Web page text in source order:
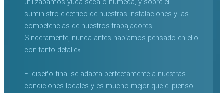
utilizábamos yuca seca o húmeda, y sobre el
suministro eléctrico de nuestras instalaciones y las
competencias de nuestros trabajadores.
Sinceramente, nunca antes habíamos pensado en ello
con tanto detalle».
El diseño final se adapta perfectamente a nuestras
condiciones locales y es mucho mejor que el pienso